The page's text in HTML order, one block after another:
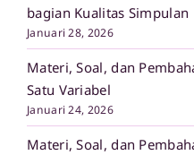
bagian Kualitas Simpulan
Januari 28, 2026
Materi, Soal, dan
Satu Variabel
Januari 24, 2026
Materi, Soal, dan